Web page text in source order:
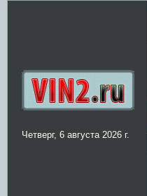
Четверг, 6 августа 2026 г.